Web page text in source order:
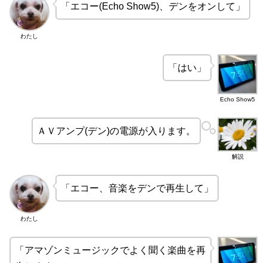
わたし
「エコー(Echo Show5)、デンをオンして」
Echo Show5
「はい」
解説
ＡＶアンプ(デン)の電源が入ります。
わたし
「エコー、音楽をデンで再生して」
「アマゾンミュージックでよく聞く楽曲を再